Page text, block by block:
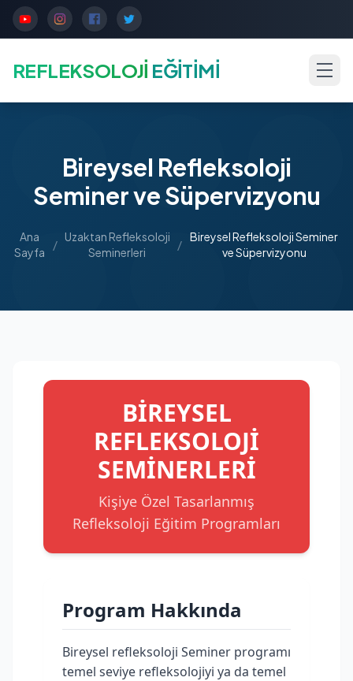
REFLEKSOLOJİ EĞİTİMİ
Bireysel Refleksoloji
Seminer ve Süpervizyonu
Ana
Sayfa
/
Uzaktan Refleksoloji
Seminerleri
/
Bireysel Refleksoloji Seminer
ve Süpervizyonu
BİREYSEL
REFLEKSOLOJİ
SEMİNERLERİ
Kişiye Özel Tasarlanmış
Refleksoloji Eğitim Programları
Program Hakkında
Bireysel refleksoloji Seminer programı
temel seviye refleksolojiyi ya da temel